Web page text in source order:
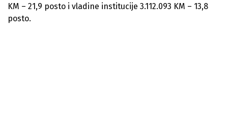
KM – 21,9 posto i vladine institucije 3.112.093 KM – 13,8
posto.